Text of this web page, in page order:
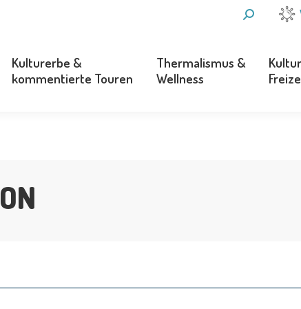
SEARCH:
Kulturerbe &
kommentierte Touren
Thermalismus &
Wellness
Thermalismus &